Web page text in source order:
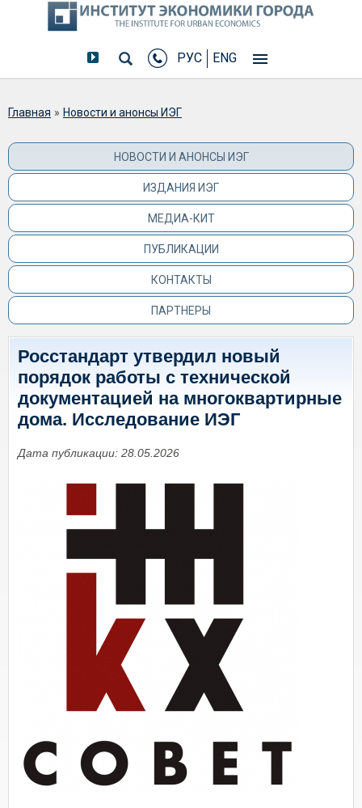
РУС ENG
Вы здесь
Главная » Новости и анонсы ИЭГ
НОВОСТИ И АНОНСЫ ИЭГ
ИЗДАНИЯ ИЭГ
МЕДИА-КИТ
ПУБЛИКАЦИИ
КОНТАКТЫ
ПАРТНЕРЫ
Росстандарт утвердил новый
порядок работы с технической
документацией на многоквартирные
дома. Исследование ИЭГ
Дата публикации: 28.05.2026